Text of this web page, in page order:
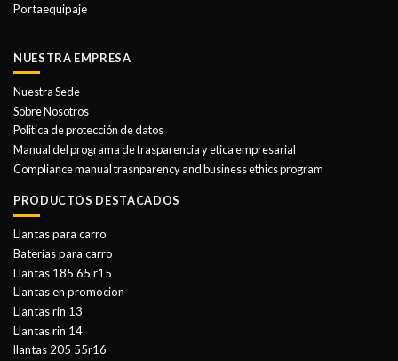
Portaequipaje
NUESTRA EMPRESA
Nuestra Sede
Sobre Nosotros
Politica de protección de datos
Manual del programa de trasparencia y etica empresarial
Compliance manual trasnparency and business ethics program
PRODUCTOS DESTACADOS
Llantas para carro
Baterías para carro
Llantas 185 65 r15
Llantas en promocion
Llantas rin 13
Llantas rin 14
llantas 205 55r16